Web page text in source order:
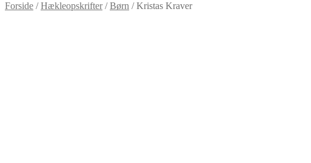
Forside /Hækleopskrifter/Børn /Kristas Kraver